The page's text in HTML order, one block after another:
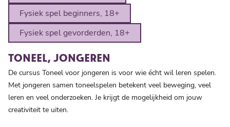
Fysiek spel beginners, 18+
Fysiek spel gevorderden, 18+
TONEEL, JONGEREN
De cursus Toneel voor jongeren is voor wie écht wil leren spelen.
Met jongeren samen toneelspelen betekent veel beweging, veel
leren en veel onderzoeken. Je krijgt de mogelijkheid om jouw
creativiteit te uiten.